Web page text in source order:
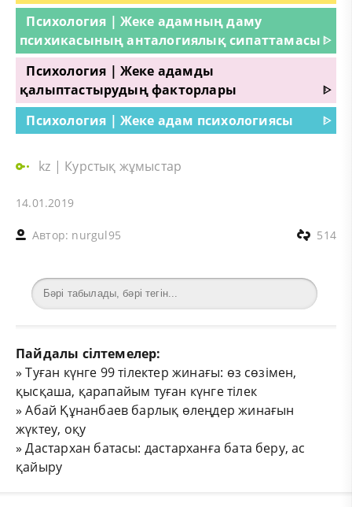
Психология | Жеке адамның даму
психикасының анталогиялық сипаттамасыᐈ
Психология | Жеке адамды
қалыптастырудың факторлары
ᐈ
Психология | Жеке адам психологиясы
ᐈ
kz | Курстық жұмыстар
14.01.2019
Автор: nurgul95 514
Пайдалы сілтемелер:
»Туған күнге 99 тілектер жинағы: өз сөзімен,
қысқаша, қарапайым туған күнге тілек
»Абай Құнанбаев барлық өлеңдер жинағын
жүктеу, оқу
»Дастархан батасы: дастарханға бата беру, ас
қайыру